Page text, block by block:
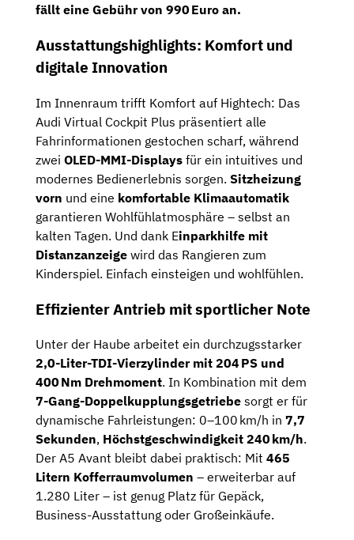
fällt eine Gebühr von 990 Euro an.
Ausstattungshighlights: Komfort und
digitale Innovation
Im Innenraum trifft Komfort auf Hightech: Das
Audi Virtual Cockpit Plus präsentiert alle
Fahrinformationen gestochen scharf, während
zwei OLED-MMI-Displays für ein intuitives und
modernes Bedienerlebnis sorgen. Sitzheizung
vorn und eine komfortable Klimaautomatik
garantieren Wohlfühlatmosphäre – selbst an
kalten Tagen. Und dank Einparkhilfe mit
Distanzanzeige wird das Rangieren zum
Kinderspiel. Einfach einsteigen und wohlfühlen.
Effizienter Antrieb mit sportlicher Note
Unter der Haube arbeitet ein durchzugsstarker
2,0-Liter-TDI-Vierzylinder mit 204 PS und
400 Nm Drehmoment. In Kombination mit dem
7-Gang-Doppelkupplungsgetriebe sorgt er für
dynamische Fahrleistungen: 0–100 km/h in 7,7
Sekunden, Höchstgeschwindigkeit 240 km/h.
Der A5 Avant bleibt dabei praktisch: Mit 465
Litern Kofferraumvolumen – erweiterbar auf
1.280 Liter – ist genug Platz für Gepäck,
Business-Ausstattung oder Großeinkäufe.